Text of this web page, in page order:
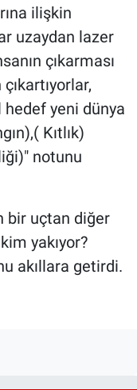
ilişkin
uzaydan lazer
çıkarması
hedef yeni dünya
Kıtlık)
notunu
bir uçtan diğer
yakıyor?
akıllara getirdi.